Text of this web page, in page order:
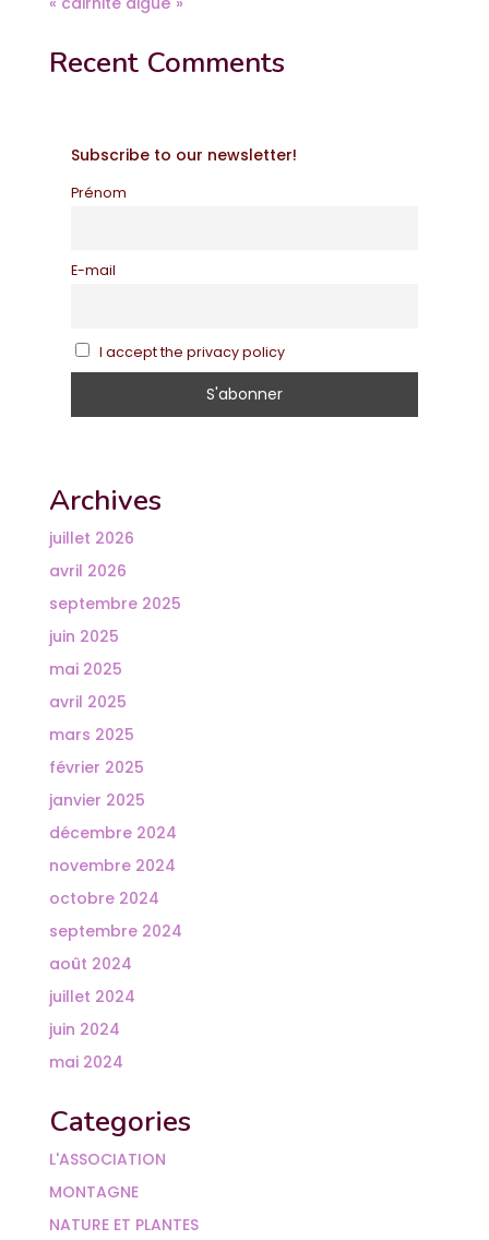
Recent Comments
Subscribe to our newsletter!
Prénom
E-mail
I accept the privacy policy
Archives
juillet 2026
avril 2026
septembre 2025
juin 2025
mai 2025
avril 2025
mars 2025
février 2025
janvier 2025
décembre 2024
novembre 2024
octobre 2024
septembre 2024
août 2024
juillet 2024
juin 2024
mai 2024
Categories
L'ASSOCIATION
MONTAGNE
NATURE ET PLANTES